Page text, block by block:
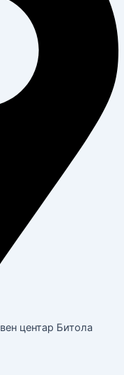
центар Битола